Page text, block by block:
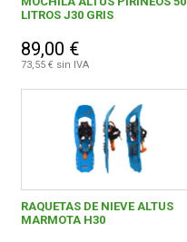
LITROS J30 GRIS
89,00 €
73,55 € sin IVA
RAQUETAS DE NIEVE ALTUS
MARMOTA H30